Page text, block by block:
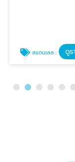
สแตนเลสแผ่น ราคาส่ง